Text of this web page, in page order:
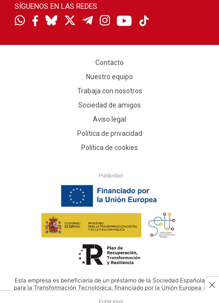
Publicidad
SÍGUENOS EN LAS REDES
Contacto
Nuestro equipo
Trabaja con nosotros
Sociedad de amigos
Aviso legal
Política de privacidad
Política de cookies
Publicidad
Esta empresa es beneficiaria de un préstamo de la Sociedad Española
para la Transformación Tecnológica, financiado por la Unión Europea -